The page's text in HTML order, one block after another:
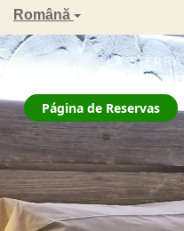
Română
ZAHARA DE LA SIERRA
La Jarana
Página de Reservas